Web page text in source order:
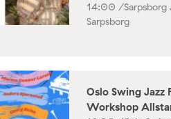
14:00 /
Sarpsborg
Oslo Swing Jazz
Workshop